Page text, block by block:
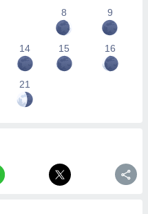
8
9
14 15 16
21